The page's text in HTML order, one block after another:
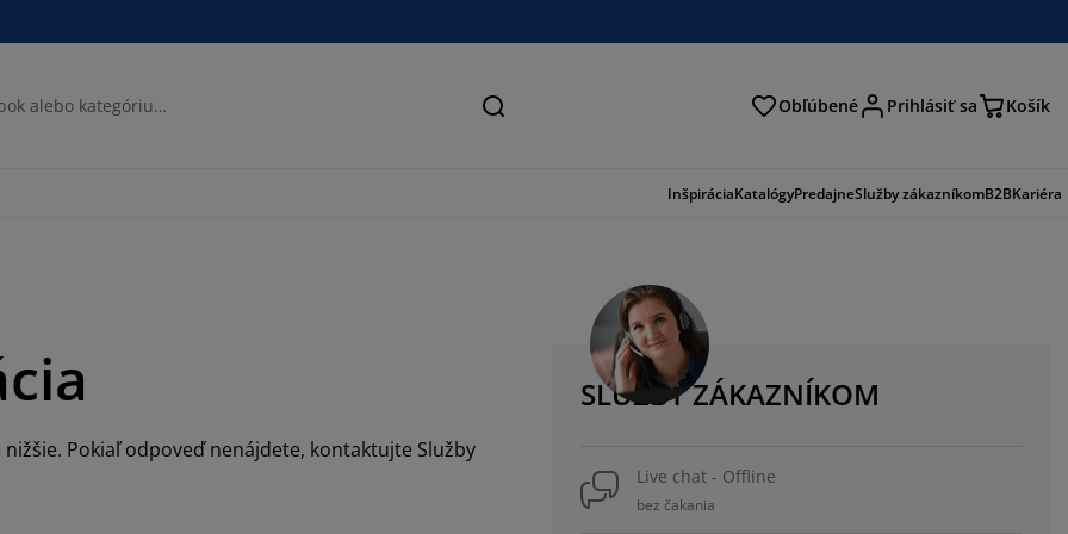
Hľadať Obľúbené Prihlásiť sa Košík
InšpiráciaKatalógyPredajneSlužby zákazníkomB2BKariéra
Pokiaľ odpoveď nenájdete, kontaktujte Služby
SLUŽBY ZÁKAZNÍKOM
Live chat - Offline
bez čakania